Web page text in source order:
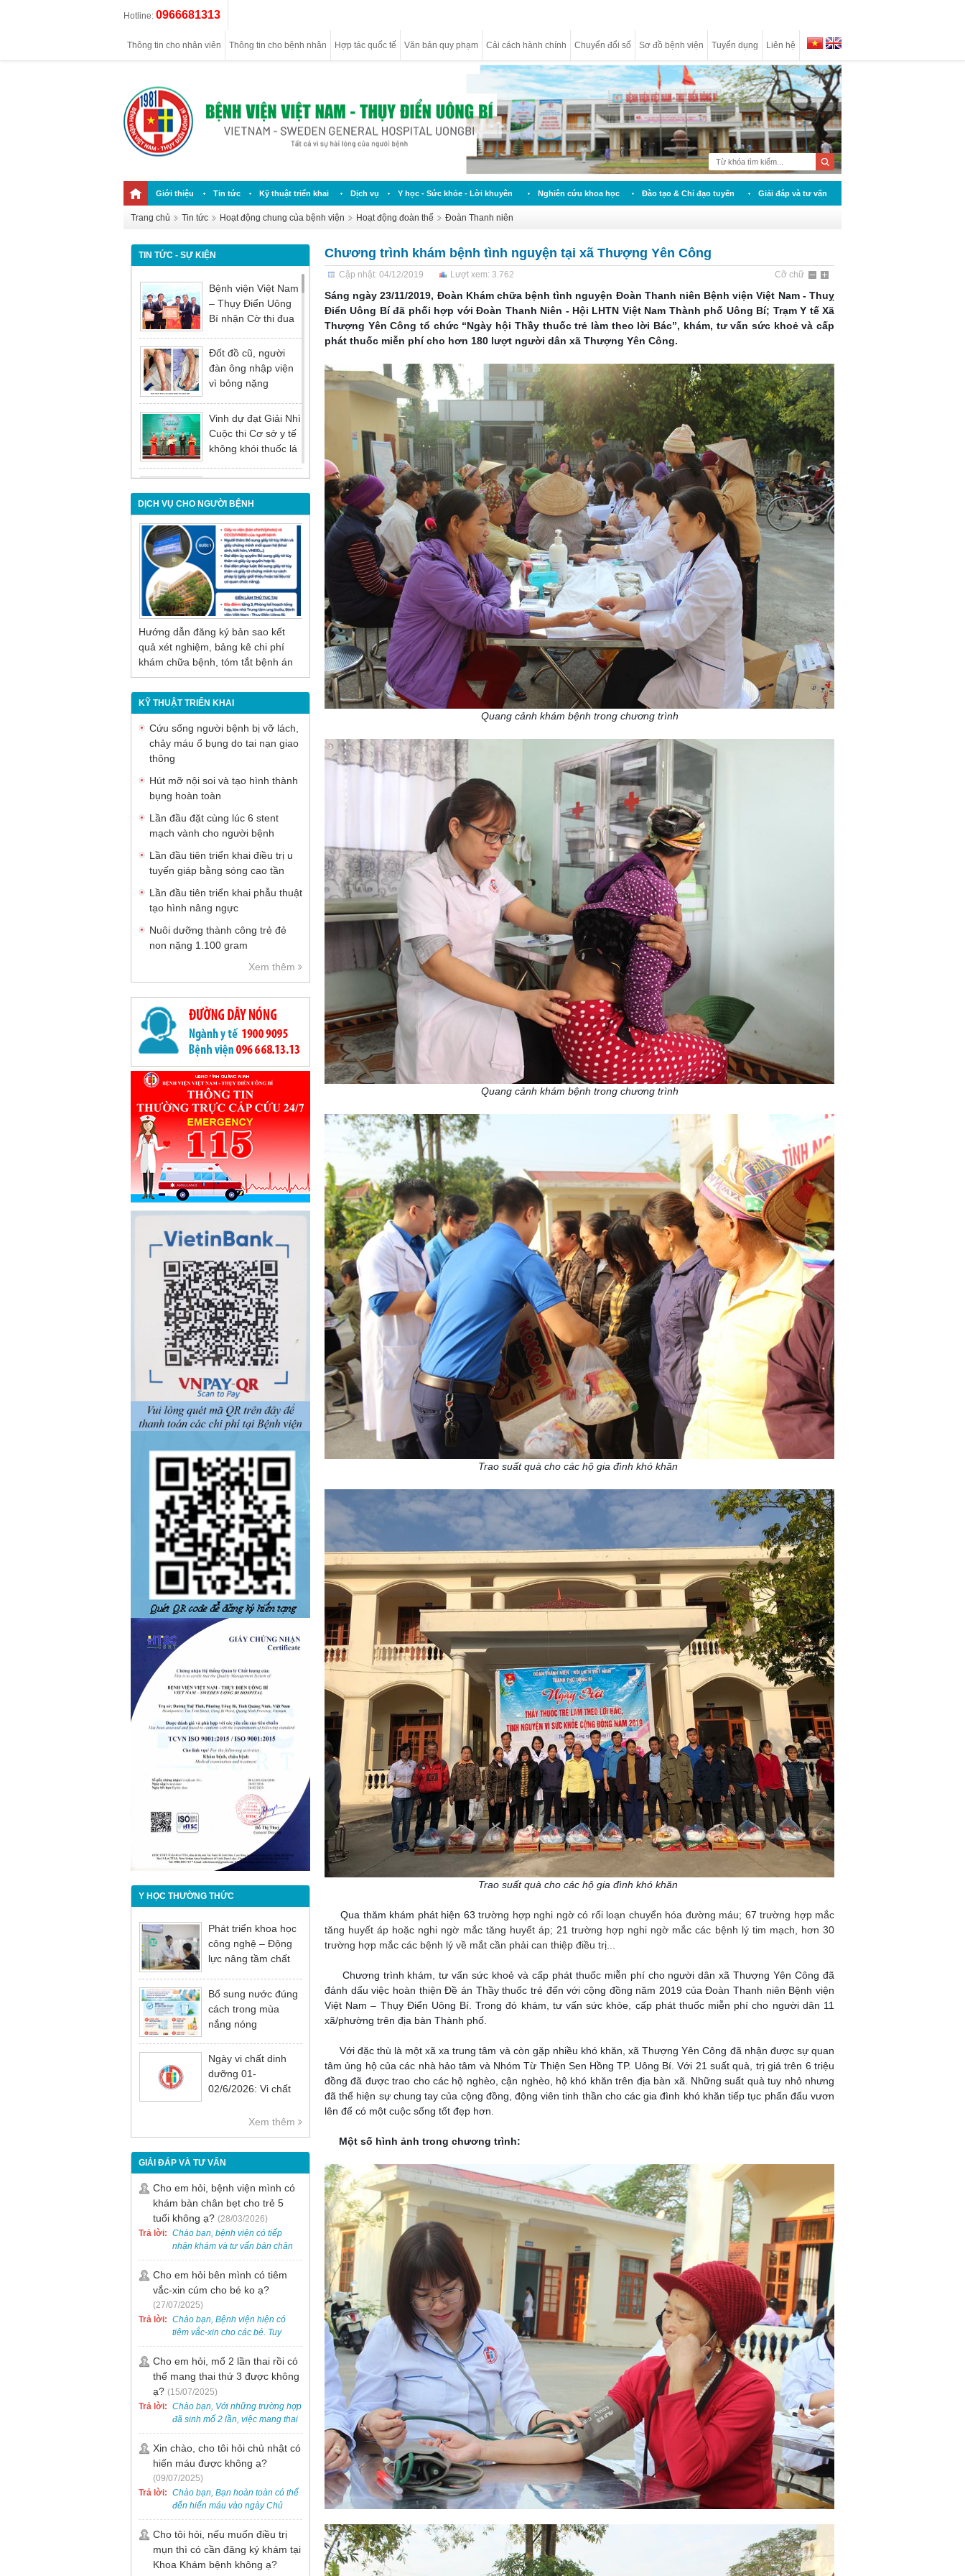
Hotline: 0966681313
Thông tin cho nhân viên Thông tin cho bệnh nhân Hợp tác quốc tế Văn bản quy phạm Cải cách hành chính Chuyển đổi số Sơ đồ bệnh viện Tuyển dụng Liên hệ
Giới thiệu Tin tức Kỹ thuật triển khai Dịch vụ Y học - Sức khỏe - Lời khuyên Nghiên cứu khoa học Đào tạo & Chỉ đạo tuyến Giải đáp và tư vấn
Trang chủ Tin tức Hoạt động chung của bệnh viện Hoạt động đoàn thể Đoàn Thanh niên
TIN TỨC - SỰ KIỆN
Bệnh viện Việt Nam
– Thụy Điển Uông
Bí nhận Cờ thi đua
năm 2025 của
Đảng ủy - Ủy ban
nhân dân Tỉnh
Đốt đồ cũ, người
đàn ông nhập viện
vì bỏng nặng
Vinh dự đạt Giải Nhì
Cuộc thi Cơ sở y tế
không khói thuốc lá
rào cản khiến việc
điều trị bị chậm trễ
Nội soi mật tụy
ngược dòng – Giải
pháp tối ưu cho
người bệnh sỏi ống
mật chủ
DỊCH VỤ CHO NGƯỜI BỆNH
Hướng dẫn đăng ký bản sao kết
quả xét nghiệm, bảng kê chi phí
khám chữa bệnh, tóm tắt bệnh án
KỸ THUẬT TRIỂN KHAI
Cứu sống người bệnh bị vỡ lách,
chảy máu ổ bụng do tai nạn giao
thông
Hút mỡ nội soi và tạo hình thành
bụng hoàn toàn
Lần đầu đặt cùng lúc 6 stent
mạch vành cho người bệnh
Lần đầu tiên triển khai điều trị u
tuyến giáp bằng sóng cao tần
Lần đầu tiên triển khai phẫu thuật
tạo hình nâng ngực
Nuôi dưỡng thành công trẻ đẻ
non nặng 1.100 gram
Xem thêm
Y HỌC THƯỜNG THỨC
Phát triển khoa học
công nghệ – Động
lực nâng tầm chất
bệnh
Bổ sung nước đúng
cách trong mùa
nắng nóng
Ngày vi chất dinh
dưỡng 01-
02/6/2026: Vi chất
thiết cho sự phát
Xem thêm
GIẢI ĐÁP VÀ TƯ VẤN
Cho em hỏi, bệnh viện mình có
khám bàn chân bẹt cho trẻ 5
tuổi không ạ? (28/03/2026)
Trả lời: Chào bạn, bệnh viện có tiếp
nhận khám và tư vấn bàn chân
bẹt cho trẻ em, bao gồm cả trẻ 5
tuổi. Bạn có thể đưa bé đến
Khoa Khám bệnh của bệnh viện
để được bác sĩ chuyên khoa
thăm khám. Ngoài ra, để thuận
tiện hơn, bạn có thể đặt lịch
khám trước qua số điện thoại:
0988 270 115. Nếu cần hỗ trợ
thêm, vui lòng liên hệ qua Zalo
hoặc Fanpage Bệnh viện Việt
Nam - Thụy Điển Uông Bí.
Cho em hỏi bên mình có tiêm
vắc-xin cúm cho bé ko ạ?
(27/07/2025)
Trả lời: Chào bạn, Bệnh viện hiện có
tiêm vắc-xin cho các bé. Tuy
nhiên, các loại vắc-xin thường về
theo từng đợt, không phải lúc
nào cũng có sẵn.
Cho em hỏi, mổ 2 lần thai rồi có
thể mang thai thứ 3 được không
ạ? (15/07/2025)
Trả lời: Chào bạn, Với những trường hợp
đã sinh mổ 2 lần, việc mang thai
lần 3 vẫn có thể thực hiện được.
Tại Bệnh viện, chúng tôi đã tiếp
nhận và hỗ trợ nhiều thai phụ có
nhu cầu tương tự.
Xin chào, cho tôi hỏi chủ nhật có
hiến máu được không ạ?
(09/07/2025)
Trả lời: Chào bạn, Bạn hoàn toàn có thể
đến hiến máu vào ngày Chủ
Nhật.
Cho tôi hỏi, nếu muốn điều trị
mụn thì có cần đăng ký khám tại
Khoa Khám bệnh không ạ?
Chương trình khám bệnh tình nguyện tại xã Thượng Yên Công
Cập nhật: 04/12/2019 Lượt xem: 3.762 Cỡ chữ
Sáng ngày 23/11/2019, Đoàn Khám chữa bệnh tình nguyện Đoàn Thanh niên Bệnh viện Việt Nam - Thuỵ
Điển Uông Bí đã phối hợp với Đoàn Thanh Niên - Hội LHTN Việt Nam Thành phố Uông Bí; Trạm Y tế Xã
Thượng Yên Công tổ chức “Ngày hội Thầy thuốc trẻ làm theo lời Bác”, khám, tư vấn sức khoẻ và cấp
phát thuốc miễn phí cho hơn 180 lượt người dân xã Thượng Yên Công.
Quang cảnh khám bệnh trong chương trình
Quang cảnh khám bệnh trong chương trình
Trao suất quà cho các hộ gia đình khó khăn
Trao suất quà cho các hộ gia đình khó khăn
Qua thăm khám phát hiện 63 trường hợp nghi ngờ có rối loạn chuyển hóa đường máu; 67 trường hợp mắc
tăng huyết áp hoặc nghi ngờ mắc tăng huyết áp; 21 trường hợp nghi ngờ mắc các bệnh lý tim mạch, hơn 30
trường hợp mắc các bệnh lý về mắt cần phải can thiệp điều trị...
Chương trình khám, tư vấn sức khoẻ và cấp phát thuốc miễn phí cho người dân xã Thượng Yên Công đã
đánh dấu việc hoàn thiện Đề án Thầy thuốc trẻ đến với cộng đồng năm 2019 của Đoàn Thanh niên Bệnh viện
Việt Nam – Thụy Điển Uông Bí. Trong đó khám, tư vấn sức khỏe, cấp phát thuốc miễn phí cho người dân 11
xã/phường trên địa bàn Thành phố.
Với đặc thù là một xã xa trung tâm và còn gặp nhiều khó khăn, xã Thượng Yên Công đã nhận được sự quan
tâm ủng hộ của các nhà hảo tâm và Nhóm Từ Thiện Sen Hồng TP. Uông Bí. Với 21 suất quà, trị giá trên 6 triệu
đồng đã được trao cho các hộ nghèo, cận nghèo, hộ khó khăn trên địa bàn xã. Những suất quà tuy nhỏ nhưng
đã thể hiện sự chung tay của cộng đồng, động viên tinh thần cho các gia đình khó khăn tiếp tục phấn đấu vươn
lên để có một cuộc sống tốt đẹp hơn.
Một số hình ảnh trong chương trình: